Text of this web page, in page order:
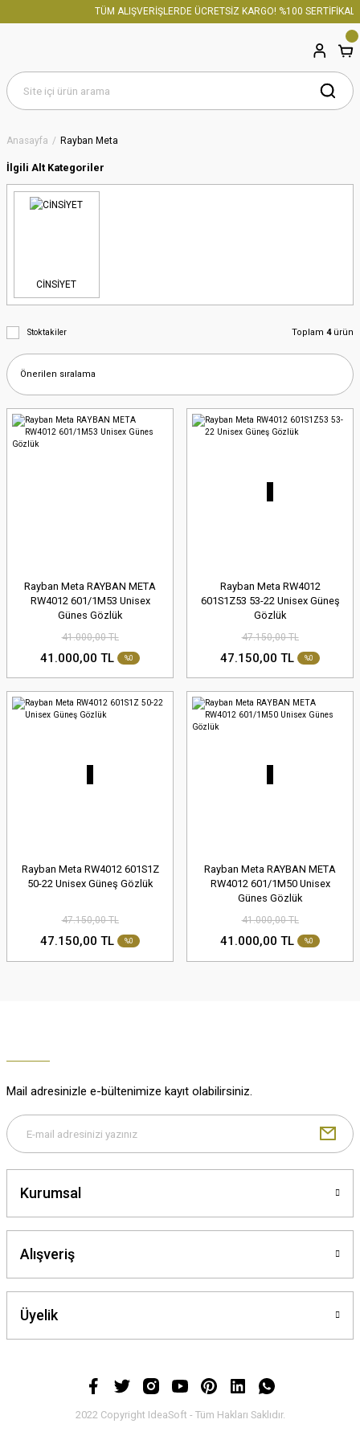
TÜM ALIŞVERİŞLERDE ÜCRETSİZ KARGO! %100 SERTİFİKALI
Anasayfa Rayban Meta
İlgili Alt Kategoriler
CİNSİYET
Stoktakiler Toplam 4ürün
Rayban Meta RAYBAN META
RW4012 601/1M53 Unisex
Günes Gözlük
41.000,00 TL
41.000,00 TL %0
Rayban Meta RW4012
601S1Z53 53-22 Unisex Güneş
Gözlük
47.150,00 TL
47.150,00 TL %0
Rayban Meta RW4012 601S1Z
50-22 Unisex Güneş Gözlük
47.150,00 TL
47.150,00 TL %0
Rayban Meta RAYBAN META
RW4012 601/1M50 Unisex
Günes Gözlük
41.000,00 TL
41.000,00 TL %0
Mail adresinizle e-bültenimize kayıt olabilirsiniz.
Kurumsal
Alışveriş
Üyelik
2022 Copyright IdeaSoft - Tüm Hakları Saklıdır.